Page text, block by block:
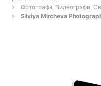
Фотографи, Видеографи,
Silviya Mircheva